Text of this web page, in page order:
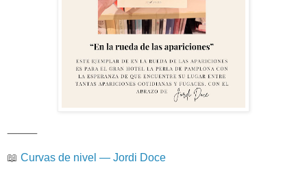
⸻
📖 Curvas de nivel — Jordi Doce